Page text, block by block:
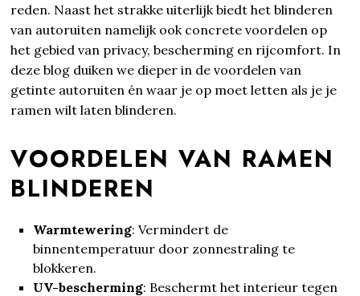
reden. Naast het strakke uiterlijk biedt het blinderen
van autoruiten namelijk ook concrete voordelen op
het gebied van privacy, bescherming en rijcomfort. In
deze blog duiken we dieper in de voordelen van
getinte autoruiten én waar je op moet letten als je je
ramen wilt laten blinderen.
VOORDELEN VAN RAMEN
BLINDEREN
Warmtewering: Vermindert de
binnentemperatuur door zonnestraling te
blokkeren.
UV-bescherming: Beschermt het interieur tegen